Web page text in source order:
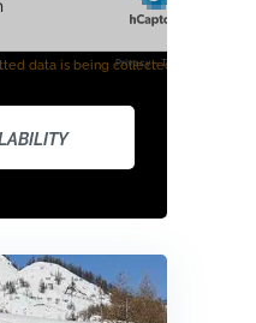
data is being collected and